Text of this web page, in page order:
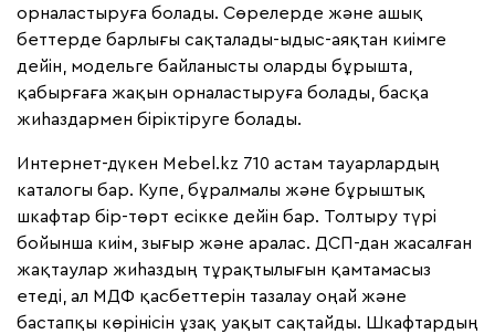
орналастыруға болады. Сөрелерде және ашық
беттерде барлығы сақталады-ыдыс-аяқтан киімге
дейін, модельге байланысты оларды бұрышта,
қабырғаға жақын орналастыруға болады, басқа
жиһаздармен біріктіруге болады.
Интернет-дүкен Mebel.kz 710 астам тауарлардың
каталогы бар. Купе, бұралмалы және бұрыштық
шкафтар бір-төрт есікке дейін бар. Толтыру түрі
бойынша киім, зығыр және аралас. ДСП-дан жасалған
жақтаулар жиһаздың тұрақтылығын қамтамасыз
етеді, ал МДФ қасбеттерін тазалау оңай және
бастапқы көрінісін ұзақ уақыт сақтайды. Шкафтардың